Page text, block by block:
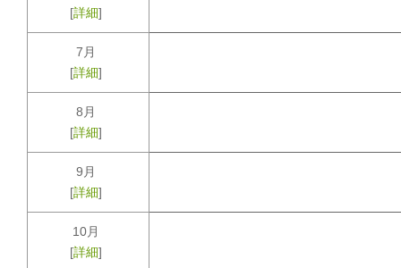
[詳細]
7月
[詳細]
8月
[詳細]
9月
[詳細]
10月
[詳細]